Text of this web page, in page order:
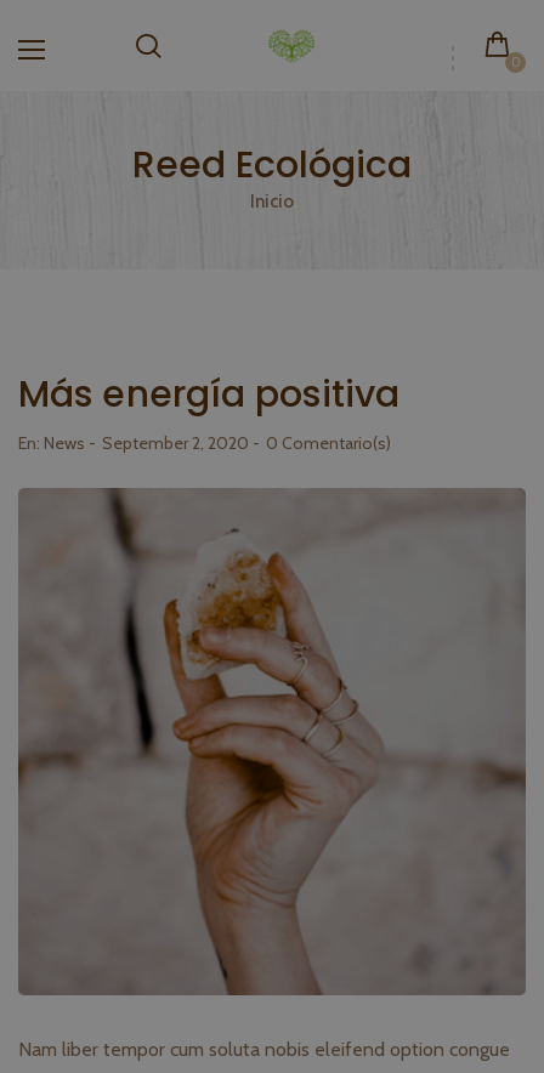
0
Reed Ecológica
Inicio
Más energía positiva
En: News September 2, 2020 0 Comentario(s)
Nam liber tempor cum soluta nobis eleifend option congue